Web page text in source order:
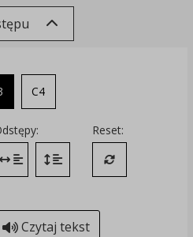
C4
Zmień odstęp między literami
Zmień interlinię i margines
Reset:
Przywróć
Czytaj tekst